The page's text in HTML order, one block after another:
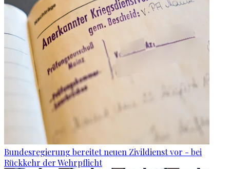
Bundesregierung bereitet neuen Zivildienst vor - bei
Rückkehr der Wehrpflicht